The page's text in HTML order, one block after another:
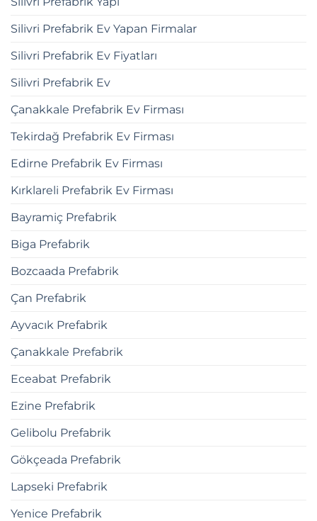
Silivri Prefabrik Ev Yapan Firmalar
Silivri Prefabrik Ev Fiyatları
Silivri Prefabrik Ev
Çanakkale Prefabrik Ev Firması
Tekirdağ Prefabrik Ev Firması
Edirne Prefabrik Ev Firması
Kırklareli Prefabrik Ev Firması
Bayramiç Prefabrik
Biga Prefabrik
Bozcaada Prefabrik
Çan Prefabrik
Ayvacık Prefabrik
Çanakkale Prefabrik
Eceabat Prefabrik
Ezine Prefabrik
Gelibolu Prefabrik
Gökçeada Prefabrik
Lapseki Prefabrik
Yenice Prefabrik